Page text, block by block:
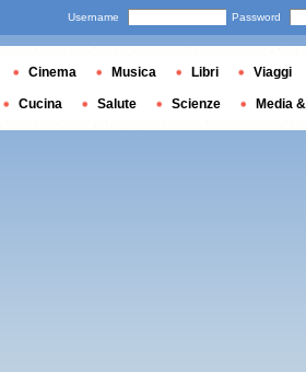
Username Password
Cinema Musica Libri Viaggi
Cucina Salute Scienze Media